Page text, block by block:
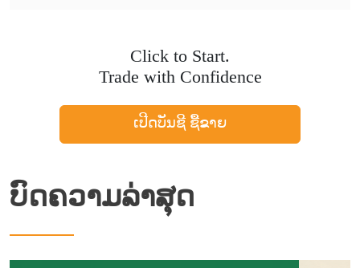
Click to Start.
Trade with Confidence
ເປີດບັນຊີ ຊື້ຂາຍ
ບົດຄວາມລ່າສຸດ